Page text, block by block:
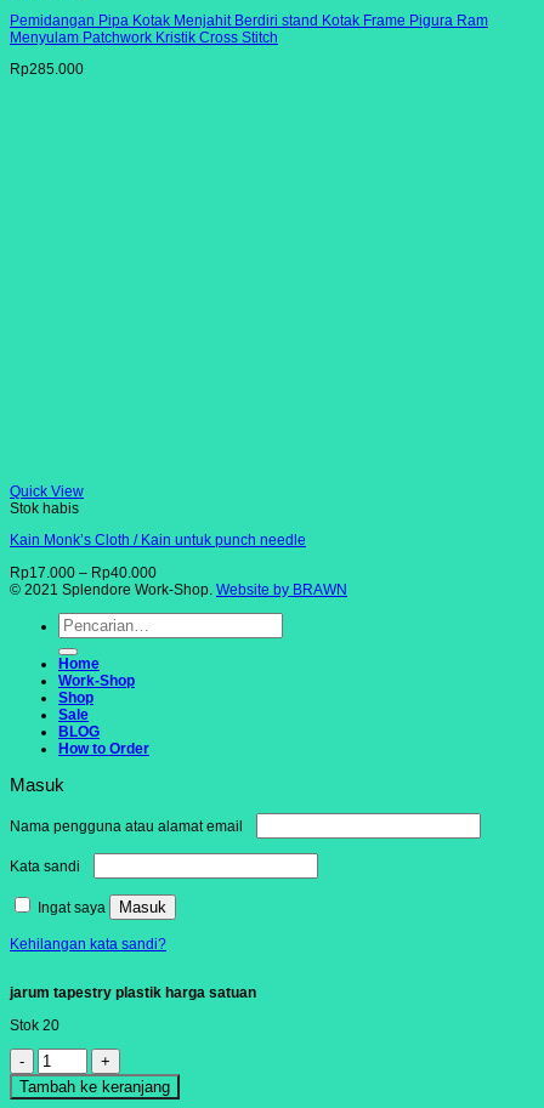
Pemidangan Pipa Kotak Menjahit Berdiri stand Kotak Frame Pigura Ram
Menyulam Patchwork Kristik Cross Stitch
Rp285.000
Quick View
Stok habis
Kain Monk’s Cloth / Kain untuk punch needle
Rp17.000 – Rp40.000
© 2021 Splendore Work-Shop. Website by BRAWN
Pencarian
untuk:
Home
Work-Shop
Shop
Sale
BLOG
How to Order
Masuk
Nama pengguna atau alamat email Wajib
Kata sandi
Ingat saya Masuk
Kehilangan kata sandi?
jarum tapestry plastik harga satuan
Stok 20
Kuantitas
jarum
tapestry
Tambah ke keranjang